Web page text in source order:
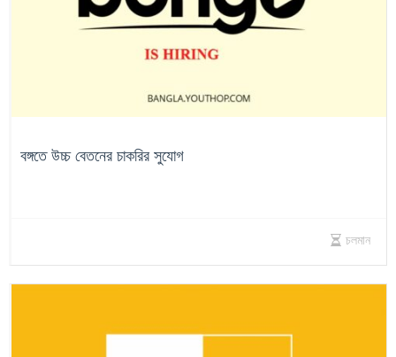
বঙ্গতে উচ্চ বেতনের চাকরির সুযোগ
চলমান